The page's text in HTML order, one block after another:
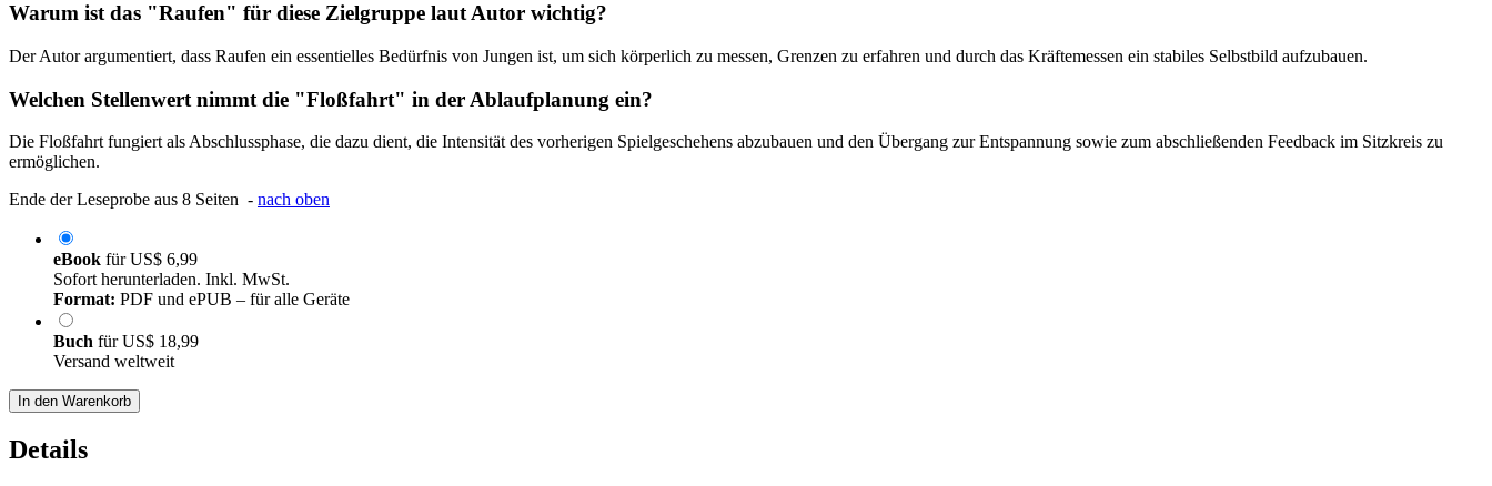
Warum ist das "Raufen" für diese Zielgruppe laut Autor wichtig?
Der Autor argumentiert, dass Raufen ein essentielles Bedürfnis von Jungen ist, um sich körperlich zu messen, Grenzen zu erfahren und durch das Kräftemessen ein stabiles Selbstbild aufzubauen.
Welchen Stellenwert nimmt die "Floßfahrt" in der Ablaufplanung ein?
Die Floßfahrt fungiert als Abschlussphase, die dazu dient, die Intensität des vorherigen Spielgeschehens abzubauen und den Übergang zur Entspannung sowie zum abschließenden Feedback im Sitzkreis zu
ermöglichen.
Ende der Leseprobe aus 8 Seiten - nach oben
eBook fürUS$ 6,99
Sofort herunterladen. Inkl. MwSt.
Format: PDF und ePUB – für alle Geräte
Buch fürUS$ 18,99
Versand weltweit
In den Warenkorb
Details